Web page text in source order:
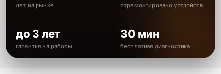
лет на рынке отремонтировано устройств
до 3 лет
гарантия на работы
30 мин
бесплатная диагностика